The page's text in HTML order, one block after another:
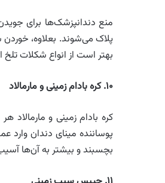
منع دندانپزشک‌ها برای
پلاک می‌شوند. بعلاوه،
بهتر است از انواع شکلات تلخ
۱۰.کره بادام زمینی و مارمالاد
کره بادام زمینی و
پوساننده مینای دندان
بچسبند و بیشتر به آن‌ها